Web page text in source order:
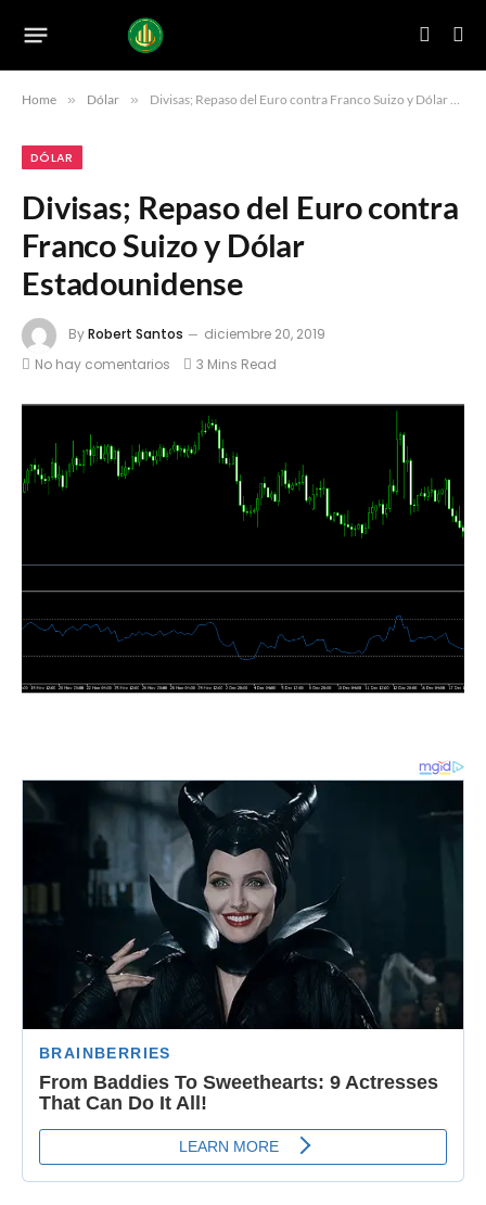
Home » Dólar » Divisas; Repaso del Euro contra Franco Suizo y Dólar Estadounidense
DÓLAR
Divisas; Repaso del Euro contra
Franco Suizo y Dólar
Estadounidense
ByRobert Santos
diciembre 20, 2019
No hay comentarios
3 Mins Read